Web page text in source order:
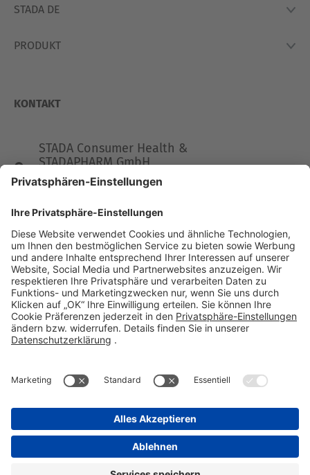
STADA DE
Lexikon
PRODUKT
KONTAKT
STADA Consumer Health &
STADAPHARM GmbH
Stadastraße 2-18
61118 Bad Vilbel
Telefon 06101 603-0
Fax 06101 603-259
info@stada.de
Kontakt
Compliance Reporting Portal ⧉
FOLGEN SIE UNS